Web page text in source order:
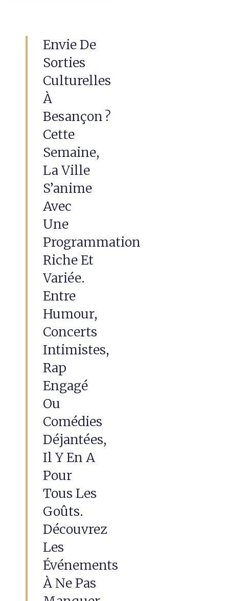
Envie De
Sorties
Culturelles
À
Besançon ?
Cette
Semaine,
La Ville
S’anime
Avec
Une
Programmation
Riche Et
Variée.
Entre
Humour,
Concerts
Intimistes,
Rap
Engagé
Ou
Comédies
Déjantées,
Il Y En A
Pour
Tous Les
Goûts.
Découvrez
Les
Événements
À Ne Pas